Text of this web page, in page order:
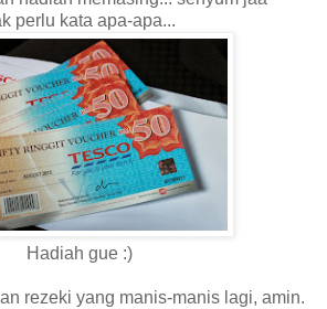
perlu kata apa-apa...
Hadiah gue :)
rezeki yang manis-manis lagi, amin.